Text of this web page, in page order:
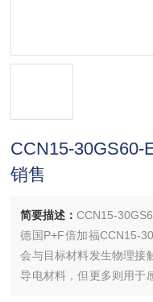
CCN15-
销售
简要描述：CCN15-
德国P+F倍加福CCN15-
会与目标材料发生物理接
导电材料，但更多则用于